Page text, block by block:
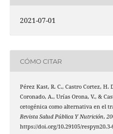
2021-07-01
CÓMO CITAR
Pérez Kast, R. C., Castro Cortez,
Coronado, A., Urías Orona, V., &
cetogénica como alternativa en el
Revista Salud Pública Y Nutrición, 20
https://doi.org/10.29105/respyn20.3-